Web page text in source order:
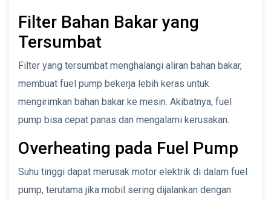
Filter Bahan Bakar yang
Tersumbat
Filter yang tersumbat menghalangi aliran bahan bakar,
membuat fuel pump bekerja lebih keras untuk
mengirimkan bahan bakar ke mesin. Akibatnya, fuel
pump bisa cepat panas dan mengalami kerusakan.
Overheating pada Fuel Pump
Suhu tinggi dapat merusak motor elektrik di dalam fuel
pump, terutama jika mobil sering dijalankan dengan